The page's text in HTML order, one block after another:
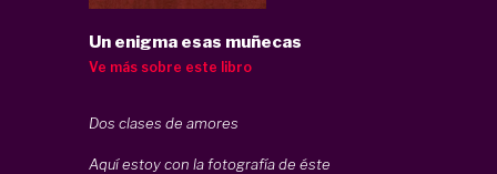
Un enigma esas muñecas
Ve más sobre este libro
Dos clases de amores
Aquí estoy con la fotografía de éste